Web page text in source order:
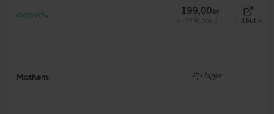
199,00 kr
Till butik
Ej i lager